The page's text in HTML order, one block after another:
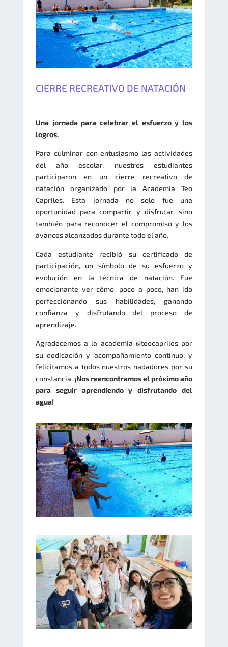
CIERRE RECREATIVO DE NATACIÓN
Una jornada para celebrar el esfuerzo y los
logros.
Para culminar con entusiasmo las actividades
del año escolar, nuestros estudiantes
participaron en un cierre recreativo de
natación organizado por la Academia Teo
Capriles. Esta jornada no solo fue una
oportunidad para compartir y disfrutar, sino
también para reconocer el compromiso y los
avances alcanzados durante todo el año.
Cada estudiante recibió su certificado de
participación, un símbolo de su esfuerzo y
evolución en la técnica de natación. Fue
emocionante ver cómo, poco a poco, han ido
perfeccionando sus habilidades, ganando
confianza y disfrutando del proceso de
aprendizaje.
Agradecemos a la academia @teocapriles por
su dedicación y acompañamiento continuo, y
felicitamos a todos nuestros nadadores por su
constancia. ¡Nos reencontramos el próximo año
para seguir aprendiendo y disfrutando del
agua!